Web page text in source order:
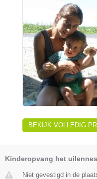
BEKIJK VOLLEDIG
Kinderopvang het
Niet gevestigd in de